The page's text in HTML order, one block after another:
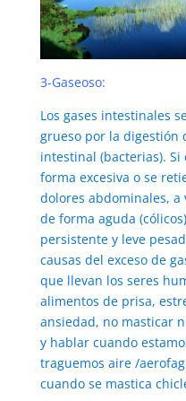
3-Gaseoso:
Los gases intestinales
grueso por la digestión
intestinal (bacterias). Si
forma excesiva o se
dolores abdominales, a
de forma aguda
persistente y leve
causas del exceso de
que llevan los seres
alimentos de prisa,
ansiedad, no masticar
y hablar cuando
traguemos aire /
cuando se mastica